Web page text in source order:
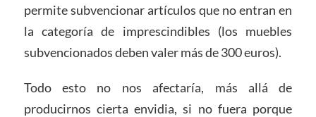
permite subvencionar artículos que no entran en
la categoría de imprescindibles (los muebles
subvencionados deben valer más de 300 euros).
Todo esto no nos afectaría, más allá de
producirnos cierta envidia, si no fuera porque